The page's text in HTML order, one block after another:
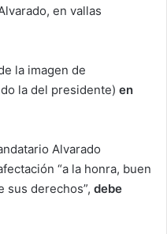
en vallas
la imagen de
la del presidente) en
Alvarado
“a la honra, buen
sus derechos”, debe